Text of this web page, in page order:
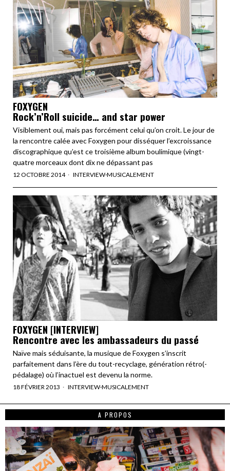
FOXYGEN
Rock’n’Roll suicide… and star power
Visiblement oui, mais pas forcément celui qu’on croit. Le jour de
la rencontre calée avec Foxygen pour disséquer l’excroissance
discographique qu’est ce troisième album boulimique (vingt-
quatre morceaux dont dix ne dépassant pas
12 OCTOBRE 2014 INTERVIEW·MUSICALEMENT
FOXYGEN [INTERVIEW]
Rencontre avec les ambassadeurs du passé
Naïve mais séduisante, la musique de Foxygen s’inscrit
parfaitement dans l’ère du tout-recyclage, génération rétro(-
pédalage) où l’inactuel est devenu la norme.
18 FÉVRIER 2013 INTERVIEW·MUSICALEMENT
A PROPOS